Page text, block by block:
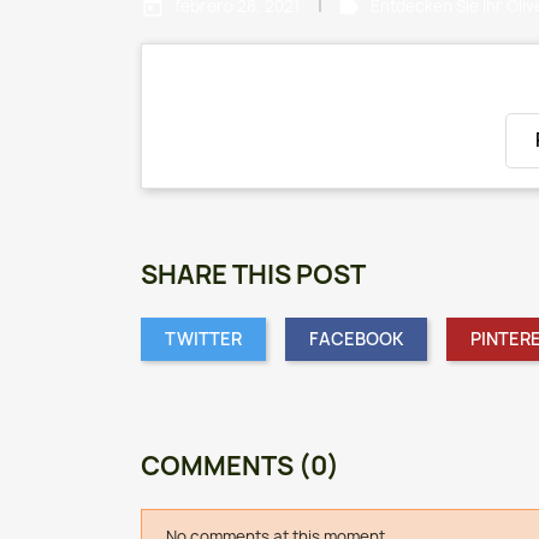
SHARE THIS POST
TWITTER FACEBOOK
COMMENTS (0)